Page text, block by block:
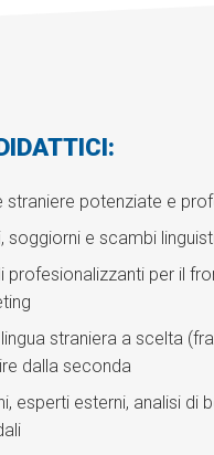
straniere potenziate e
soggiorni e scambi
profesionalizzanti per il
straniera a scelta
dalla seconda
esperti esterni, analisi di